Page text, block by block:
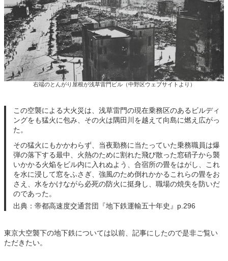
右端のとんがり屋根が浅草雷門ビル（中野区ウェブサイトより）
この空襲による大火災は、浅草雷門の現在乗務区のあるビルディ
ングをも猛火に包み、その火は隅田川を越えて向島に燃え広がっ
た。
その猛火にもかかわらず、当夜勤務に当たっていた乗務職員は爆
弾の落下する最中、火熱のために割れた飛び散った窓硝子から襲
いかかる火焔をビル内に入れぬよう、合宿所の畳をはがし、これ
を水に浸して窓をふさぎ、強風のため倒れかかるこれらの畳をお
さえ、水をかけながら必死の防火に挺身し、職場の焼失を防いだ
のであった。
出典：帝都高速度交通営団『地下鉄運輸五十年史』p.296
東京大空襲下の地下鉄については以前、記事にしたので是非ご覧い
ただきたい。